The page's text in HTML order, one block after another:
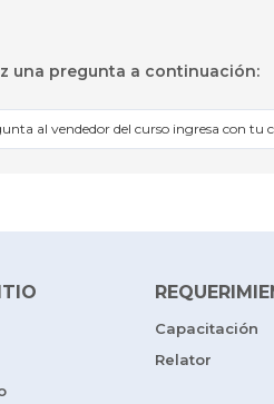
una pregunta a continuación:
al vendedor del curso ingresa con tu
Capacitación
Relator